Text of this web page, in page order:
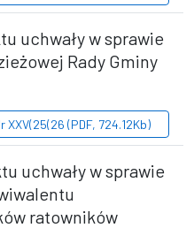
uchwały w sprawie
Rady Gminy
XXV(25(26 (PDF, 724.12Kb)
uchwały w sprawie
ratowników